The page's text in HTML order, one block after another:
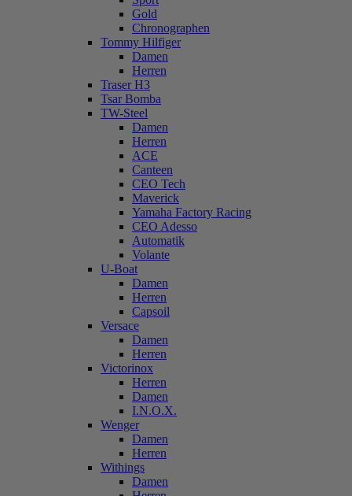
Gold
Chronographen
Tommy Hilfiger
Damen
Herren
Traser H3
Tsar Bomba
TW-Steel
Damen
Herren
ACE
Canteen
CEO Tech
Maverick
Yamaha Factory Racing
CEO Adesso
Automatik
Volante
U-Boat
Damen
Herren
Capsoil
Versace
Damen
Herren
Victorinox
Herren
Damen
I.N.O.X.
Wenger
Damen
Herren
Withings
Damen